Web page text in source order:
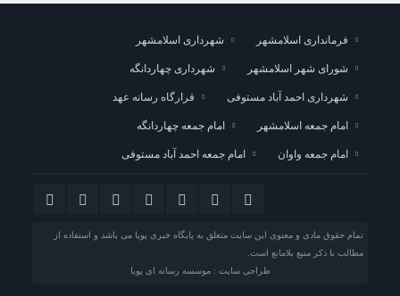
فرمانداری اسلامشهر شهرداری اسلامشهر
شورای شهر اسلامشهر شهرداری چهاردانگه
شهرداری احمد آباد مستوفی قرارگاه رسانه عهد
امام جمعه اسلامشهر امام جمعه چهاردانگه
امام جمعه واوان امام جمعه احمد آباد مستوفی
تمام حقوق مادی و معنوی این سایت متعلق به پایگاه خبری پویا می باشد و استفاده از
مطالب با ذکر منبع بلامانع است.
طراحی سایت : موسسه رسانه ای پویا